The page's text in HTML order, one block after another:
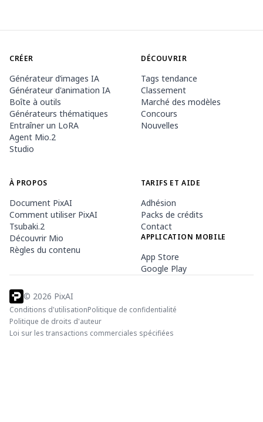
CRÉER
Générateur d’images IA
Générateur d'animation IA
Boîte à outils
Générateurs thématiques
Entraîner un LoRA
Agent Mio.2
Studio
DÉCOUVRIR
Tags tendance
Classement
Marché des modèles
Concours
Nouvelles
À PROPOS
Document PixAI
Comment utiliser PixAI
Tsubaki.2
Découvrir Mio
Règles du contenu
TARIFS ET AIDE
Adhésion
Packs de crédits
Contact
APPLICATION MOBILE
App Store
Google Play
© 2026 PixAI
Conditions d'utilisationPolitique de confidentialité
Politique de droits d'auteur
Loi sur les transactions commerciales spécifiées